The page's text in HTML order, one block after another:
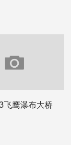
飞鹰瀑布大桥